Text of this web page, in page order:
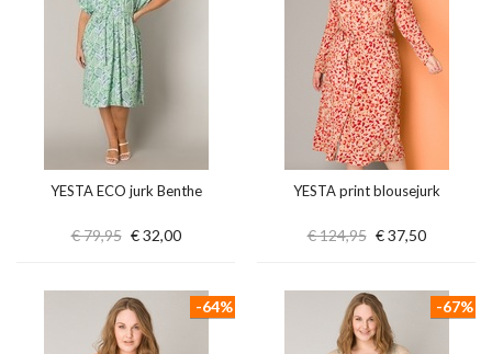
YESTA ECO jurk Benthe
€ 79,95 € 32,00
YESTA print blousejurk
€ 124,95 € 37,50
-64% -67%